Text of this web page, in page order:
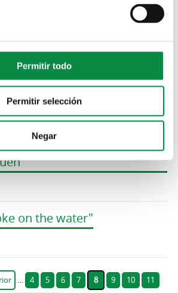
Permitir todo
Permitir selección
Negar
de Teatro de Ames: Aquí
on the water"
… 4 5 6 7 8 9 10 11